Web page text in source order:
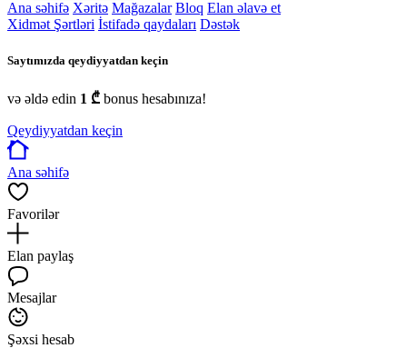
Ana səhifə Xəritə Mağazalar Bloq Elan əlavə et
Xidmət Şərtləri İstifadə qaydaları Dəstək
Saytımızda qeydiyyatdan keçin
və əldə edin 1 ₾ bonus hesabınıza!
Qeydiyyatdan keçin
Ana səhifə
Favorilər
Elan paylaş
Mesajlar
Şəxsi hesab